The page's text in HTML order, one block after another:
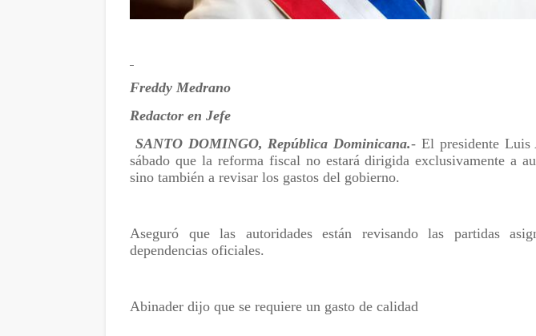
Freddy Medrano
Redactor en Jefe
SANTO DOMINGO, República Dominicana.- El presidente Luis
sábado que la reforma fiscal no estará dirigida exclusivamente a
sino también a revisar los gastos del gobierno.
Aseguró que las autoridades están revisando las partidas
dependencias oficiales.
Abinader dijo que se requiere un gasto de calidad